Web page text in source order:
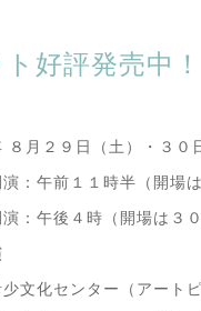
好評発売中！
８月２９日（土）・３
：午前１１時半（開場は
：午後４時（開場は３０
文化センター（アートピ